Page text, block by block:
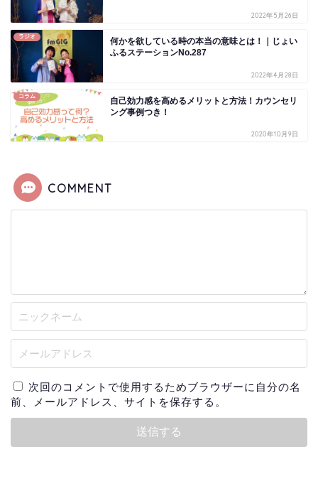
2022年5月26日
ラジオ
何かを欲している時の本当の意味とは！｜じょい
ふるステーションNo.287
2022年4月28日
コラム
自己効力感を高めるメリットと方法！カウンセリ
ング事例つき！
2020年10月9日
COMMENT
次回のコメントで使用するためブラウザーに自分の名
前、メールアドレス、サイトを保存する。